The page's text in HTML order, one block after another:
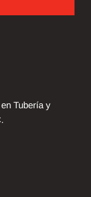
Tubería y